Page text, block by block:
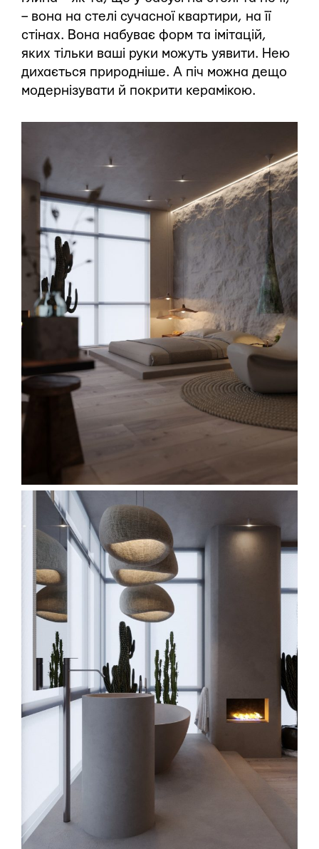
– вона на стелі сучасної квартири, на її
стінах. Вона набуває форм та імітацій,
яких тільки ваші руки можуть уявити. Нею
дихається природніше. А піч можна дещо
модернізувати й покрити керамікою.